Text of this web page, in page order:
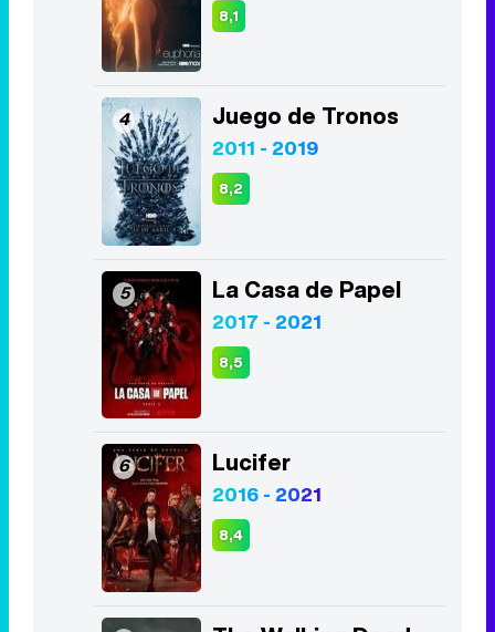
8,1
4 Juego de Tronos
2011 - 2019
8,2
5 La Casa de Papel
2017 - 2021
8,5
6 Lucifer
2016 - 2021
8,4